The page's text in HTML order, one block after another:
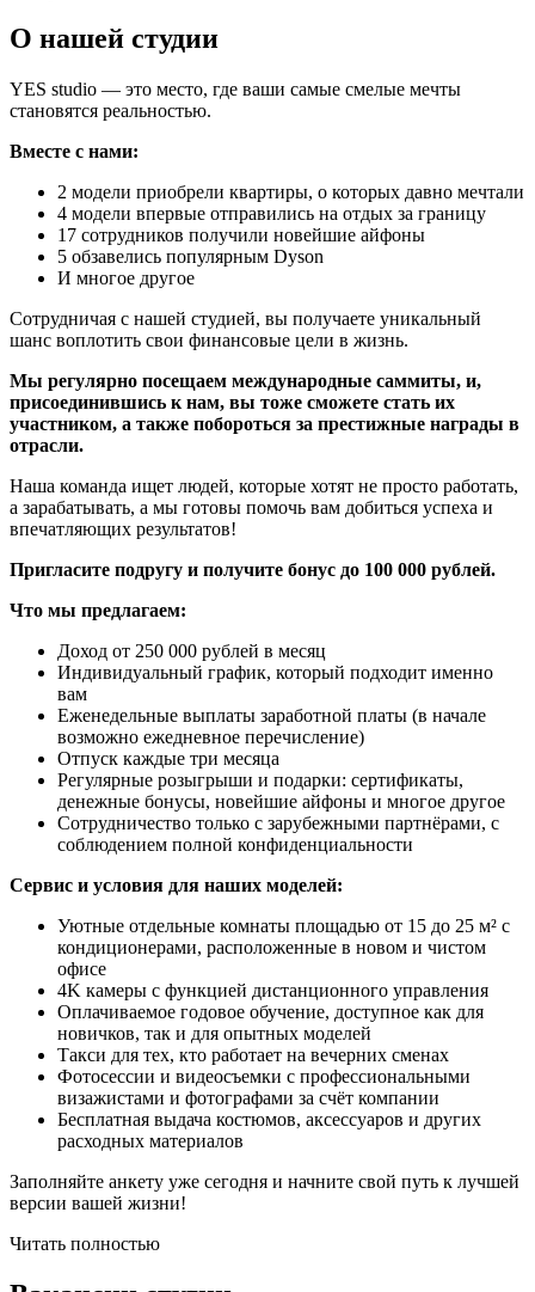
О нашей студии
YES studio — это место, где ваши самые смелые мечты
становятся реальностью.
Вместе с нами:
2 модели приобрели квартиры, о которых давно мечтали
4 модели впервые отправились на отдых за границу
17 сотрудников получили новейшие айфоны
5 обзавелись популярным Dyson
И многое другое
Сотрудничая с нашей студией, вы получаете уникальный
шанс воплотить свои финансовые цели в жизнь.
Мы регулярно посещаем международные саммиты, и,
присоединившись к нам, вы тоже сможете стать их
участником, а также побороться за престижные награды в
отрасли.
Наша команда ищет людей, которые хотят не просто работать,
а зарабатывать, а мы готовы помочь вам добиться успеха и
впечатляющих результатов!
Пригласите подругу и получите бонус до 100 000 рублей.
Что мы предлагаем:
Доход от 250 000 рублей в месяц
Индивидуальный график, который подходит именно
вам
Еженедельные выплаты заработной платы (в начале
возможно ежедневное перечисление)
Отпуск каждые три месяца
Регулярные розыгрыши и подарки: сертификаты,
денежные бонусы, новейшие айфоны и многое другое
Сотрудничество только с зарубежными партнёрами, с
соблюдением полной конфиденциальности
Сервис и условия для наших моделей:
Уютные отдельные комнаты площадью от 15 до 25 м² с
кондиционерами, расположенные в новом и чистом
офисе
4K камеры с функцией дистанционного управления
Оплачиваемое годовое обучение, доступное как для
новичков, так и для опытных моделей
Такси для тех, кто работает на вечерних сменах
Фотосессии и видеосъемки с профессиональными
визажистами и фотографами за счёт компании
Бесплатная выдача костюмов, аксессуаров и других
расходных материалов
Заполняйте анкету уже сегодня и начните свой путь к лучшей
версии вашей жизни!
Читать полностью